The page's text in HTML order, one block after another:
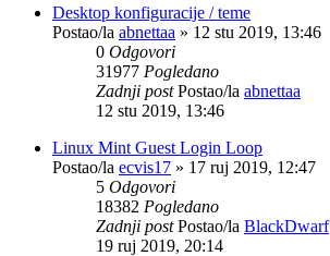
Desktop konfiguracije / teme
Postao/la abnettaa » 12 stu 2019, 13:46
0 Odgovori
31977 Pogledano
Zadnji postPostao/la abnettaa
12 stu 2019, 13:46
Linux Mint Guest Login Loop
Postao/la ecvis17 » 17 ruj 2019, 12:47
5 Odgovori
18382 Pogledano
Zadnji postPostao/la BlackDwarf
19 ruj 2019, 20:14